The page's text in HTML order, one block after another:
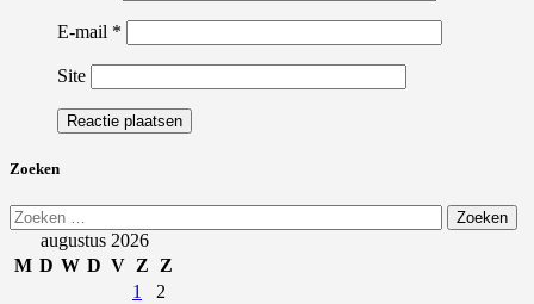
E-mail *
Site
Zoeken
Zoeken
naar:augustus 2026
M D W D V Z Z
1
2